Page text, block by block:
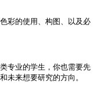
彩的使用、构图、以及必
专业的学生，你也需要先
未来想要研究的方向。